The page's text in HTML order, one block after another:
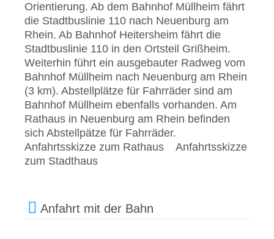
Orientierung. Ab dem Bahnhof Müllheim fährt
die Stadtbuslinie 110 nach Neuenburg am
Rhein. Ab Bahnhof Heitersheim fährt die
Stadtbuslinie 110 in den Ortsteil Grißheim.
Weiterhin führt ein ausgebauter Radweg vom
Bahnhof Müllheim nach Neuenburg am Rhein
(3 km). Abstellplätze für Fahrräder sind am
Bahnhof Müllheim ebenfalls vorhanden. Am
Rathaus in Neuenburg am Rhein befinden
sich Abstellpätze für Fahrräder.
Anfahrtsskizze zum Rathaus Anfahrtsskizze
zum Stadthaus
Anfahrt mit der Bahn